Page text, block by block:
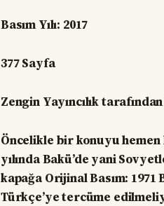
Basım Yılı: 2017
377 Sayfa
Zengin Yayıncılık tarafından
Öncelikle bir konuyu
yılında Bakü’de yani
kapağa Orijinal Basım:
Türkçe’ye tercüme